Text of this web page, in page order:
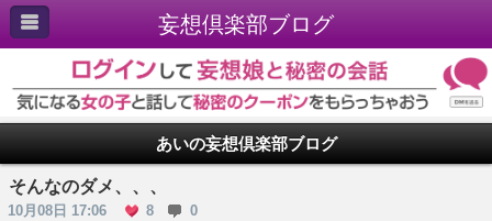
妄想倶楽部ブログ
あいの妄想倶楽部ブログ
そんなのダメ、、、
10月08日 17:06 8 0